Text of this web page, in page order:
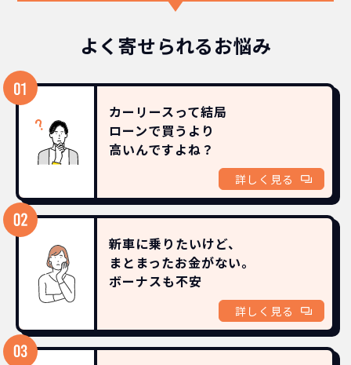
よく寄せられるお悩み
カーリースって結局
ローンで買うより
高いんですよね？
詳しく見る
新車に乗りたいけど、
まとまったお金がない。
ボーナスも不安
詳しく見る